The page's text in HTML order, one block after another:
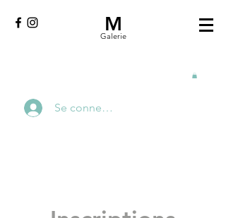
M
Galerie
Se connecter